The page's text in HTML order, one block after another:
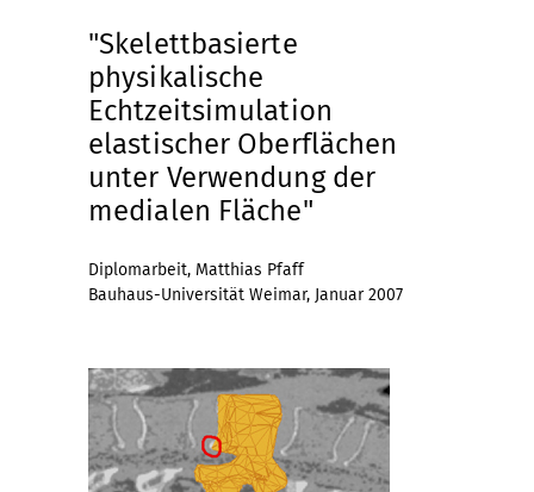
"Skelettbasierte
physikalische
Echtzeitsimulation
elastischer Oberflächen
unter Verwendung der
medialen Fläche"
Diplomarbeit, Matthias Pfaff
Bauhaus-Universität Weimar, Januar 2007